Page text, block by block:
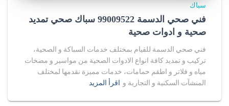
سباك
فني صحي الدسمة 99009522 سباك صحي تمديد
صحية و ادوات صحية
فني صحي الدسمة للقيام بمختلف خدمات السباكة و الصحية،
تركيب و تمديد كافة انواع الادوات الصحية من مواسير و مضخات
مياه و فلاتر و اطقم حمامات، خدمات مميزة نقدمها لمختلف
المنشآت السكنية و التجارية و اقرأ المزيد